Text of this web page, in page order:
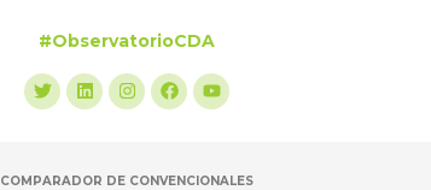
#ObservatorioCDA
COMPARADOR DE CONVENCIONALES